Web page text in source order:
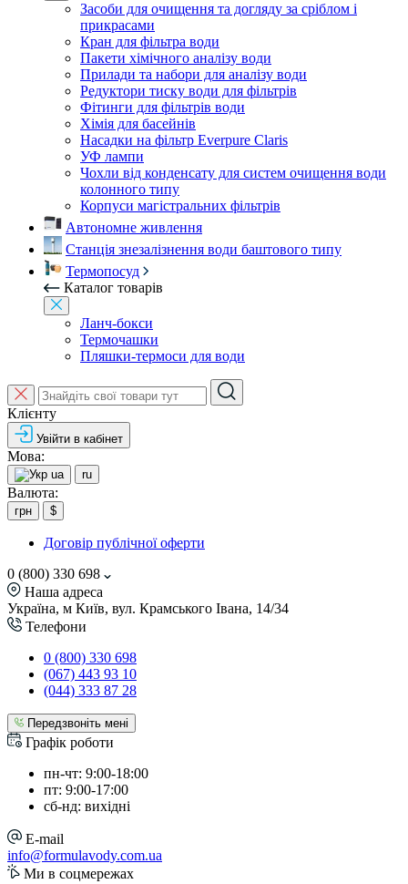
Засоби для очищення та догляду за сріблом і
прикрасами
Кран для фільтра води
Пакети хімічного аналізу води
Прилади та набори для аналізу води
Редуктори тиску води для фільтрів
Фітинги для фільтрів води
Хімія для басейнів
Насадки на фільтр Everpure Claris
УФ лампи
Чохли від конденсату для систем очищення води
колонного типу
Корпуси магістральних фільтрів
Автономне живлення
Станція знезалізнення води баштового типу
Термопосуд
Каталог товарів
Ланч-бокси
Термочашки
Пляшки-термоси для води
Клієнту
Увійти в кабінет
Мова:
ua ru
Валюта:
грн $
Договір публічної оферти
0 (800) 330 698
Наша адреса
Україна, м Київ, вул. Крамського Івана, 14/34
Телефони
0 (800) 330 698
(067) 443 93 10
(044) 333 87 28
Передзвоніть мені
Графік роботи
пн-чт: 9:00-18:00
пт: 9:00-17:00
сб-нд: вихідні
E-mail
info@formulavody.com.ua
Ми в соцмережах